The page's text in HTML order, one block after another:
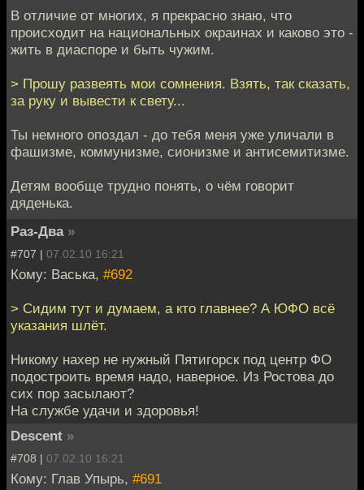
В отличие от многих, я прекрасно знаю, что
происходит на национальных окраинах и каково это -
жить в диаспоре и быть чужим.
> Прошу развеять мои сомнения. Взять, так сказать,
за руку и вывести к свету...
Ты немного опоздал - до тебя меня уже уличали в
фашизме, коммунизме, сионизме и антисемитизме.
Детям вообще трудно понять, о чём говорит
дяденька.
Раз-Два »
#707 | 07.02.10 16:21
Кому: Васька, #692
> Сидим тут и думаем, а кто главнее? А ЮФО всё
указания шлёт.
Никому нахер не нужный Пятигорск под центр ФО
подостроить время надо, наверное. Из Ростова до
сих пор засылают?
На службе удачи и здоровья!
Descent »
#708 | 07.02.10 16:21
Кому: Глав Упырь, #691